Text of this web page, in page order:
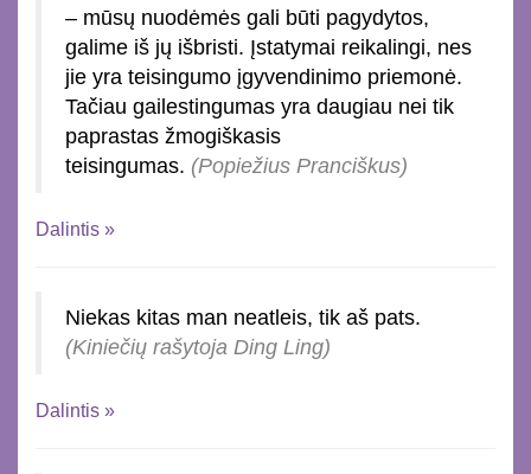
– mūsų nuodėmės gali būti pagydytos,
galime iš jų išbristi. Įstatymai reikalingi, nes
jie yra teisingumo įgyvendinimo priemonė.
Tačiau gailestingumas yra daugiau nei tik
paprastas žmogiškasis
teisingumas. (Popiežius Pranciškus)
Dalintis »
Niekas kitas man neatleis, tik aš pats.
(Kiniečių rašytoja Ding Ling)
Dalintis »